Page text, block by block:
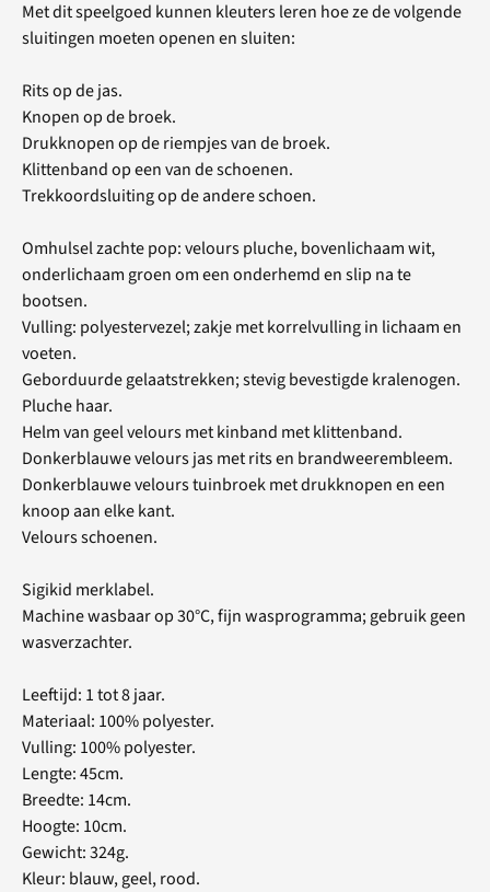
Met dit speelgoed kunnen kleuters leren hoe ze de volgende
sluitingen moeten openen en sluiten:
Rits op de jas.
Knopen op de broek.
Drukknopen op de riempjes van de broek.
Klittenband op een van de schoenen.
Trekkoordsluiting op de andere schoen.
Omhulsel zachte pop: velours pluche, bovenlichaam wit,
onderlichaam groen om een onderhemd en slip na te
bootsen.
Vulling: polyestervezel; zakje met korrelvulling in lichaam en
voeten.
Geborduurde gelaatstrekken; stevig bevestigde kralenogen.
Pluche haar.
Helm van geel velours met kinband met klittenband.
Donkerblauwe velours jas met rits en brandweerembleem.
Donkerblauwe velours tuinbroek met drukknopen en een
knoop aan elke kant.
Velours schoenen.
Sigikid merklabel.
Machine wasbaar op 30°C, fijn wasprogramma; gebruik geen
wasverzachter.
Leeftijd: 1 tot 8 jaar.
Materiaal: 100% polyester.
Vulling: 100% polyester.
Lengte: 45cm.
Breedte: 14cm.
Hoogte: 10cm.
Gewicht: 324g.
Kleur: blauw, geel, rood.